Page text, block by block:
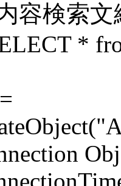
容検索文
*